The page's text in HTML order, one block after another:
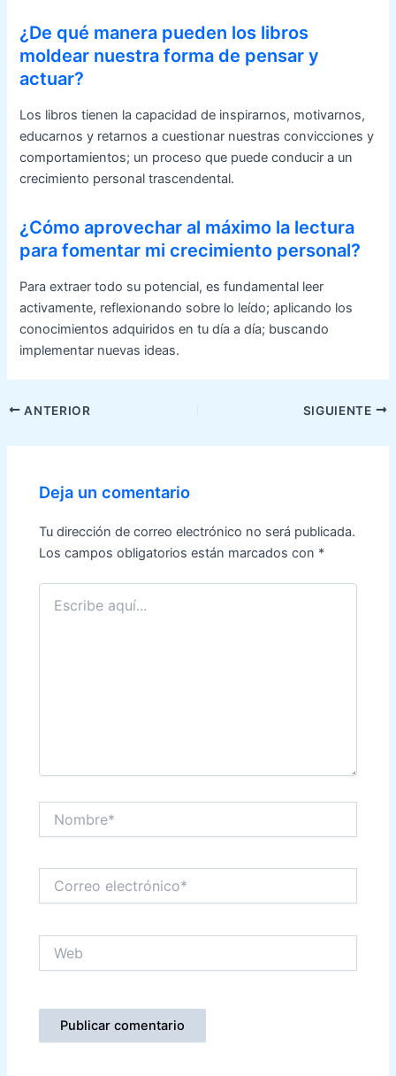
¿De qué manera pueden los libros
moldear nuestra forma de pensar y
actuar?
Los libros tienen la capacidad de inspirarnos, motivarnos,
educarnos y retarnos a cuestionar nuestras convicciones y
comportamientos; un proceso que puede conducir a un
crecimiento personal trascendental.
¿Cómo aprovechar al máximo la lectura
para fomentar mi crecimiento personal?
Para extraer todo su potencial, es fundamental leer
activamente, reflexionando sobre lo leído; aplicando los
conocimientos adquiridos en tu día a día; buscando
implementar nuevas ideas.
Navegación
entradas
ANTERIOR SIGUIENTE
Deja un comentario
Tu dirección de correo electrónico no será publicada.
Los campos obligatorios están marcados con *
Escribe
aquí...
electrónico*